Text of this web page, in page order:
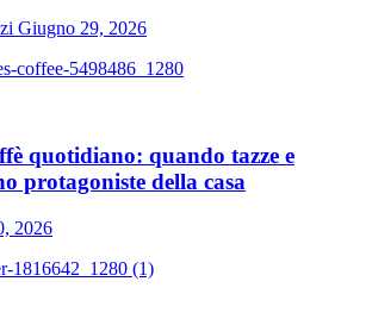
Giugno 29, 2026
quotidiano: quando tazze e
protagoniste della casa
2026